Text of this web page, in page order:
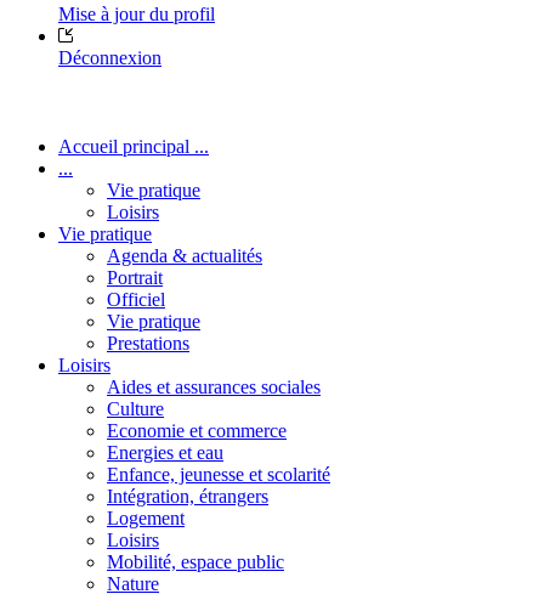
Mise à jour du profil
Déconnexion
Accueil principal ...
...
Vie pratique
Loisirs
Vie pratique
Agenda & actualités
Portrait
Officiel
Vie pratique
Prestations
Loisirs
Aides et assurances sociales
Culture
Economie et commerce
Energies et eau
Enfance, jeunesse et scolarité
Intégration, étrangers
Logement
Loisirs
Mobilité, espace public
Nature